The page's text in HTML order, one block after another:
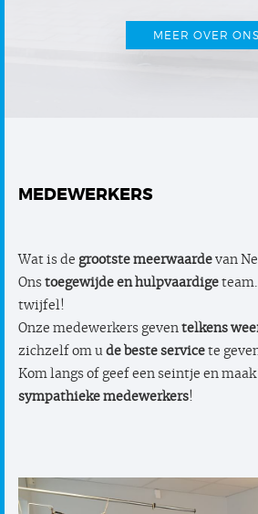
MEER OVER ONS
MEDEWERKERS
Wat is de grootste meerwaarde van
Ons toegewijde en hulpvaardige
twijfel!
Onze medewerkers geven telkens
zichzelf om u de beste service te
Kom langs of geef een seintje en
sympathieke medewerkers!